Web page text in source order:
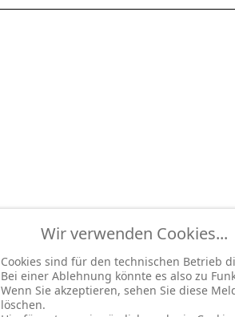
Wir verwenden Cookies...
Cookies sind für den technischen Betrieb
Bei einer Ablehnung könnte es also zu
Wenn Sie akzeptieren, sehen Sie diese
löschen.